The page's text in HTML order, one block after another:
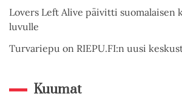
Lovers Left Alive päivitti
luvulle
Turvariepu on RIEPU.FI:n uusi
Kuumat